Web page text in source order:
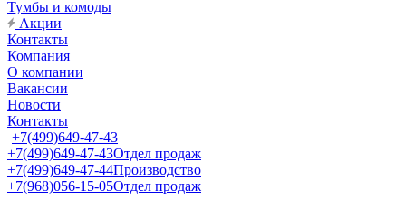
Тумбы и комоды
Акции
Контакты
Компания
О компании
Вакансии
Новости
Контакты
+7(499)649-47-43
+7(499)649-47-43Отдел продаж
+7(499)649-47-44Производство
+7(968)056-15-05Отдел продаж